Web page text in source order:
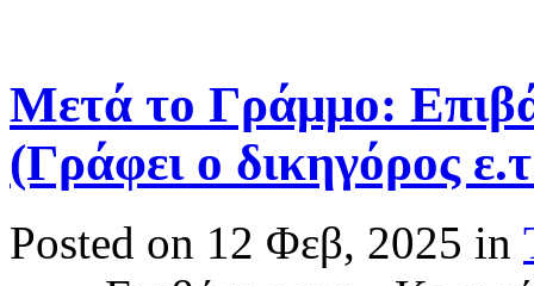
Μετά το Γράμμο:
(Γράφει ο δικηγόρος
Posted on 12 Φεβ, 2025 in